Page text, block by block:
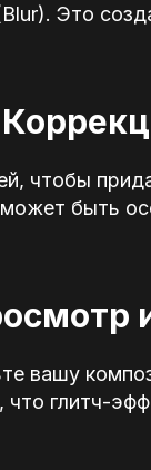
Это
чтобы
быть
вашу
глитч-